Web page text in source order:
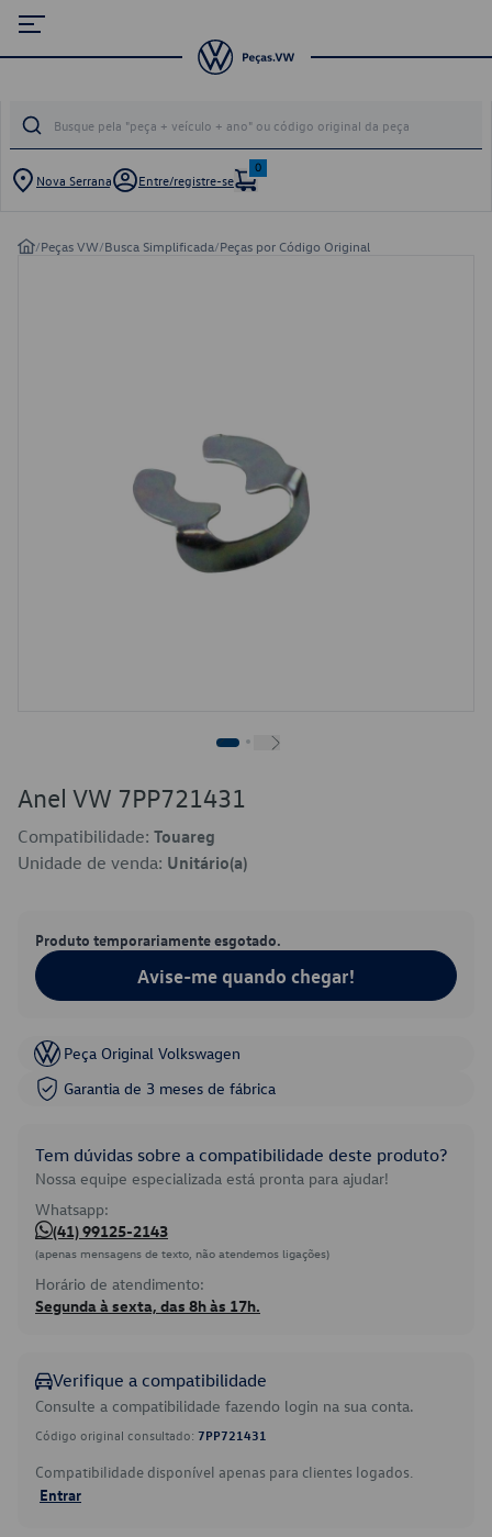
Nova Serrana Entre/registre-se
0
/Peças VW/Busca Simplificada/Peças por Código Original
Anel VW 7PP721431
Compatibilidade: Touareg
Unidade de venda: Unitário(a)
Produto temporariamente esgotado.
Avise-me quando chegar!
Peça Original Volkswagen
Garantia de 3 meses de fábrica
Tem dúvidas sobre a compatibilidade deste produto?
Nossa equipe especializada está pronta para ajudar!
Whatsapp:
(41) 99125-2143
(apenas mensagens de texto, não atendemos ligações)
Horário de atendimento:
Segunda à sexta, das 8h às 17h.
Verifique a compatibilidade
Consulte a compatibilidade fazendo login na sua conta.
Código original consultado: 7PP721431
Compatibilidade disponível apenas para clientes logados.
Entrar